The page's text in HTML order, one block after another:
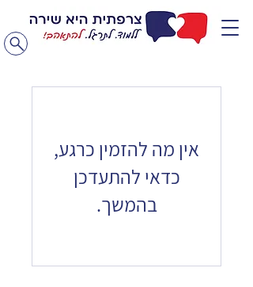
אין מה להזמין כרגע,
כדאי להתעדכן
בהמשך.